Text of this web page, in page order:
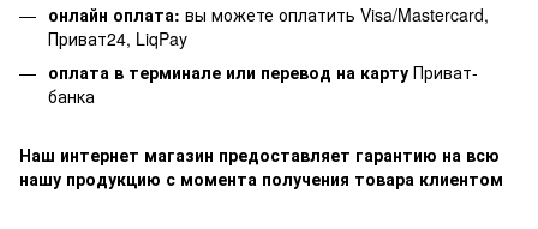
онлайн оплата: вы можете оплатить Visa/Mastercard,
Приват24, LiqPay
оплата в терминале или перевод на карту Приват-
банка
Наш интернет магазин предоставляет гарантию на всю
нашу продукцию с момента получения товара клиентом